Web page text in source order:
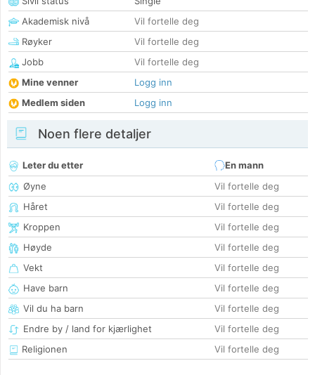
Akademisk nivå
Vil fortelle deg
Røyker
Vil fortelle deg
Jobb
Vil fortelle deg
Mine venner
Logg inn
Medlem siden
Logg inn
Noen flere detaljer
Leter du etter
En mann
Øyne
Vil fortelle deg
Håret
Vil fortelle deg
Kroppen
Vil fortelle deg
Høyde
Vil fortelle deg
Vekt
Vil fortelle deg
Have barn
Vil fortelle deg
Vil du ha barn
Vil fortelle deg
Endre by / land for kjærlighet
Vil fortelle deg
Religionen
Vil fortelle deg